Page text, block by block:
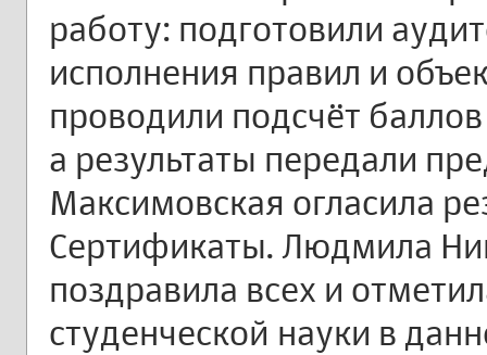
работу: подготовили
исполнения правил и
проводили подсчёт
а результаты передали
Максимовская огласила
Сертификаты. Людмила
поздравила всех и
студенческой науки в